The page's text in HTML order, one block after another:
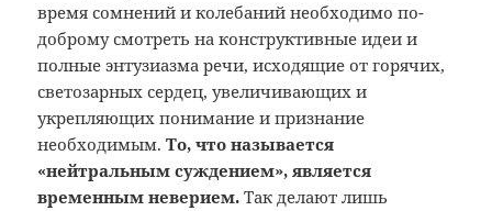
время сомнений и колебаний необходимо по-
доброму смотреть на конструктивные идеи и
полные энтузиазма речи, исходящие от горячих,
светозарных сердец, увеличивающих и
укрепляющих понимание и признание
необходимым.То, что называется
«нейтральным суждением», является
временным неверием. Так делают лишь